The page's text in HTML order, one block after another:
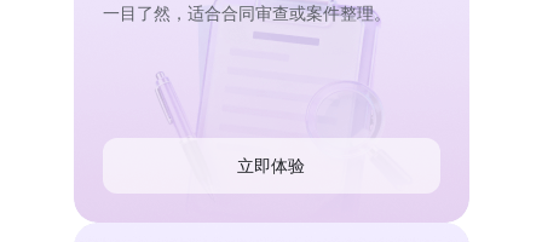
一目了然，适合合同审查或案件整理。
立即体验